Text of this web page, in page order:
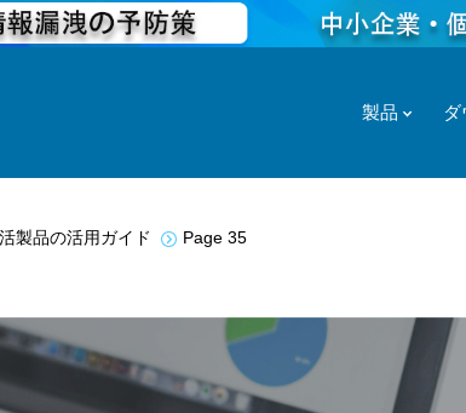
製品
製品の活用ガイド Page 35